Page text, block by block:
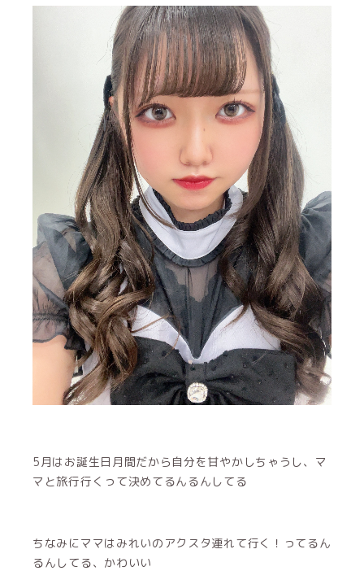
5月はお誕生日月間だから自分を甘やかしちゃうし、マ
マと旅行行くって決めてるんるんしてる
ちなみにママはみれいのアクスタ連れて行く！ってるん
るんしてる、かわいい